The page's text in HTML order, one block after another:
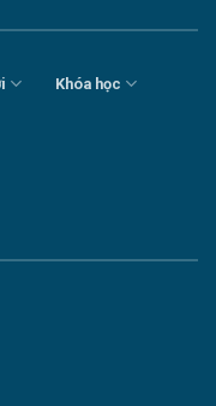
Khóa học